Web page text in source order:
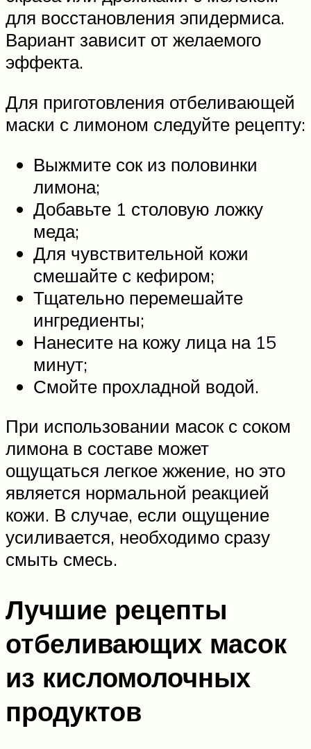
для восстановления эпидермиса.
Вариант зависит от желаемого
эффекта.
Для приготовления отбеливающей
маски с лимоном следуйте рецепту:
Выжмите сок из половинки
лимона;
Добавьте 1 столовую ложку
меда;
Для чувствительной кожи
смешайте с кефиром;
Тщательно перемешайте
ингредиенты;
Нанесите на кожу лица на 15
минут;
Смойте прохладной водой.
При использовании масок с соком
лимона в составе может
ощущаться легкое жжение, но это
является нормальной реакцией
кожи. В случае, если ощущение
усиливается, необходимо сразу
смыть смесь.
Лучшие рецепты
отбеливающих масок
из кисломолочных
продуктов